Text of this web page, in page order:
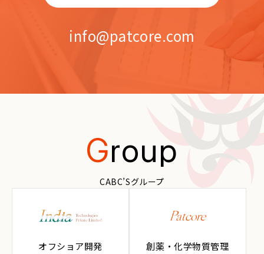
info@patcore.com
Group
CABC’Sグループ
オフショア開発
創薬・化学物質管理